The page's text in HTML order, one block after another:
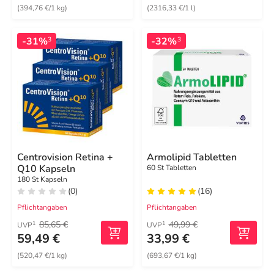
(394,76 €/1 kg) (2316,33 €/1 l)
-31%3
Centrovision Retina +
Q10 Kapseln
180 St Kapseln
(0)
Pflichtangaben
UVP1 85,65 €
59,49 €
(520,47 €/1 kg)
-32%3
Armolipid Tabletten
60 St Tabletten
(16)
Pflichtangaben
UVP1 49,99 €
33,99 €
(693,67 €/1 kg)